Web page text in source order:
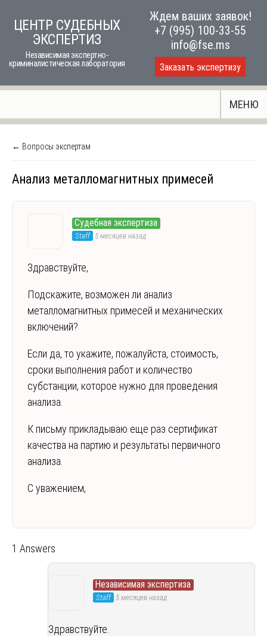
ЦЕНТР СУДЕБНЫХ
ЭКСПЕРТИЗ
Независимая экспертно-
криминалистическая лаборатория
Ждем ваших заявок!
+7 (995) 100-33-55
info@fse.ms
Заказать экспертизу
МЕНЮ
← Вопросы экспертам
Анализ металломагнитных примесей
Судебная экспертиза
Staff 5 месяцев назад
Здравствуйте,
Подскажите, возможен ли анализ
металломагнитных примесей и механических
включений?
Если да, то укажите, пожалуйста, стоимость,
сроки выполнения работ и количество
субстанции, которое нужно для проведения
анализа.
К письму прикладываю еще раз сертификат
качества на партию и результаты первичного
анализа.
С уважением,
1 Answers
Независимая экспертиза
Staff 5 месяцев назад
Здравствуйте.